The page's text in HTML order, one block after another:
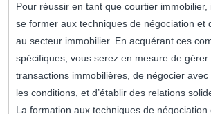
Pour réussir en tant que courtier immobilier,
se former aux techniques de négociation et
au secteur immobilier. En acquérant ces
spécifiques, vous serez en mesure de
transactions immobilières, de négocier
les conditions, et d’établir des relations
La formation aux techniques de